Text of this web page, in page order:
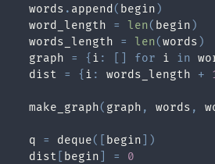
    words
. append ( begin )
    word_length
= len( begin )
    words_length
= len(words )
    graph
= { i : for i in
    dist
= { i : words_length +
    make_graph
( graph , words ,
    q
= deque( begin
)
    dist
begin =
0